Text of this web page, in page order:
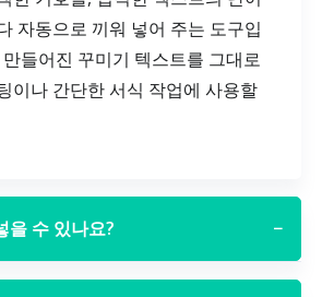
자동으로 끼워 넣어 주는 도구입
들어진 꾸미기 텍스트를 그대로
이나 간단한 서식 작업에 사용할
을 수 있나요? −